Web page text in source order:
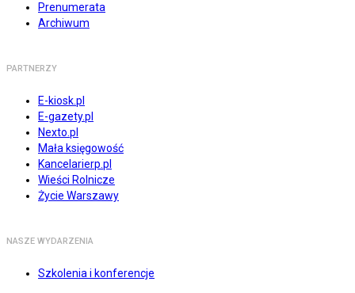
Prenumerata
Archiwum
PARTNERZY
E-kiosk.pl
E-gazety.pl
Nexto.pl
Mała księgowość
Kancelarierp.pl
Wieści Rolnicze
Życie Warszawy
NASZE WYDARZENIA
Szkolenia i konferencje